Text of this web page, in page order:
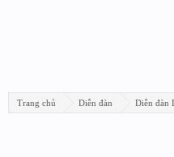
Trang chủ Diễn đàn Diễn đàn